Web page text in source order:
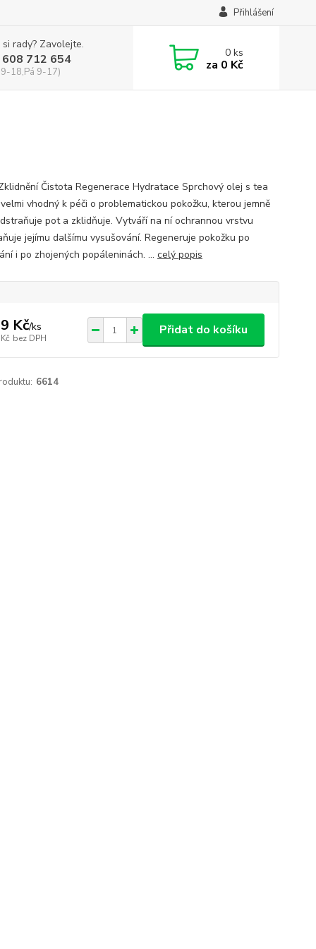
Přihlášení
rady? Zavolejte.
712 654
18,Pá 9-17)
0ks
za 0 Kč
Čistota Regenerace Hydratace Sprchový olej s tea
vhodný k péči o problematickou pokožku, kterou jemně
pot a zklidňuje. Vytváří na ní ochrannou vrstvu
jejímu dalšímu vysušování. Regeneruje pokožku po
i po zhojených popáleninách. ... celý popis
Kč/ks
bez DPH
Přidat do košíku
6614